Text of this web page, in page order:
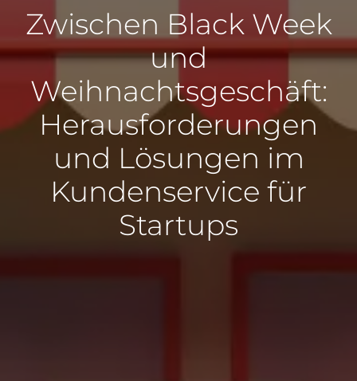
Zwischen Black Week
und
Weihnachtsgeschäft:
Herausforderungen
und Lösungen im
Kundenservice für
Startups